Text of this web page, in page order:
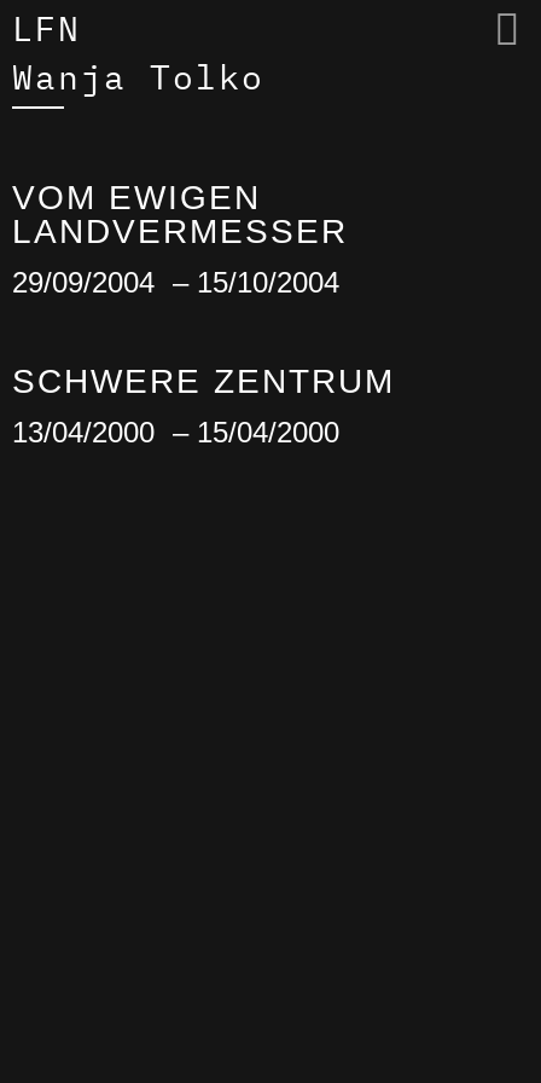
LFN
Wanja Tolko
VOM EWIGEN
LANDVERMESSER
29/09/2004 – 15/10/2004
SCHWERE ZENTRUM
13/04/2000 – 15/04/2000